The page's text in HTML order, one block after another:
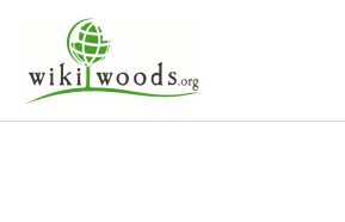
springen